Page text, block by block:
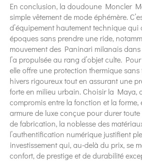
En conclusion, la doudoune Moncler
simple vêtement de mode éphémère.
d’équipement hautement technique qui
époques sans prendre une ride,
mouvement des Paninari milanais
l’a propulsée au rang d’objet culte.
elle offre une protection thermique sans
hivers rigoureux tout en assurant une
forte en milieu urbain. Choisir la Maya,
compromis entre la fonction et la
armure de luxe conçue pour durer
de fabrication, la noblesse des
l’authentification numérique justifient
investissement qui, au-delà du prix, se
confort, de prestige et de durabilité